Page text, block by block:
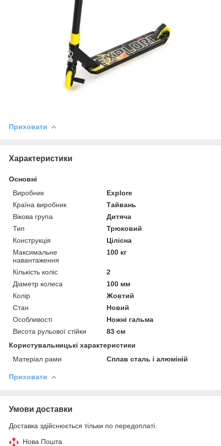
Приховати
Характеристики
Основні
Виробник
Explore
Країна виробник
Тайвань
Вікова група
Дитяча
Тип
Трюковий
Конструкція
Цілісна
Максимальне
навантаження
100 кг
Кількість коліс
2
Діаметр колеса
100 мм
Колір
Жовтий
Стан
Новий
Особливості
Ножні гальма
Висота рульової стійки
83 см
Користувальницькі характеристики
Матеріал рами
Сплав сталь і алюміній
Приховати
Умови доставки
Доставка здійснюється тільки по передоплаті.
Нова Пошта